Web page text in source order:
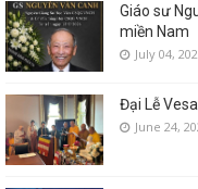
Giáo sư
miền Nam
July 04,
Đại Lễ
June 24,